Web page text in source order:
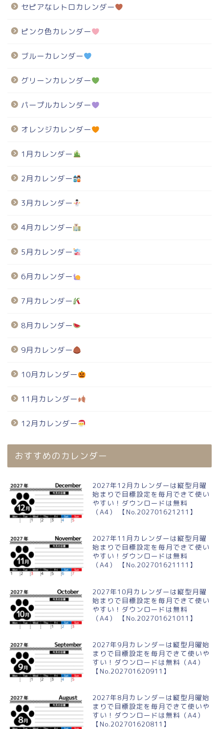
セピアなレトロカレンダー
ピンク色カレンダー
ブルーカレンダー
グリーンカレンダー
パープルカレンダー
オレンジカレンダー
1月カレンダー
2月カレンダー
3月カレンダー
4月カレンダー
5月カレンダー
6月カレンダー
7月カレンダー
8月カレンダー
9月カレンダー
10月カレンダー
11月カレンダー
12月カレンダー
おすすめのカレンダー
2027年12月カレンダーは縦型月曜
始まりで目標設定を毎月できて使い
やすい！ダウンロードは無料
（A4） 【No.202701621211】
2027年11月カレンダーは縦型月曜
始まりで目標設定を毎月できて使い
やすい！ダウンロードは無料
（A4） 【No.202701621111】
2027年10月カレンダーは縦型月曜
始まりで目標設定を毎月できて使い
やすい！ダウンロードは無料
（A4） 【No.202701621011】
2027年9月カレンダーは縦型月曜始
まりで目標設定を毎月できて使いや
すい！ダウンロードは無料（A4）
【No.202701620911】
2027年8月カレンダーは縦型月曜始
まりで目標設定を毎月できて使いや
すい！ダウンロードは無料（A4）
【No.202701620811】